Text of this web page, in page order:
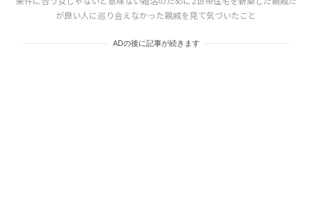
が良い人に巡り会えなかった親戚を見て気づいたこと
ADの後に記事が続きます